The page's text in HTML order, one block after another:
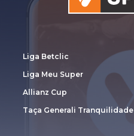
Liga Betclic
Liga Meu Super
Allianz Cup
Taça Generali Tranquilidade